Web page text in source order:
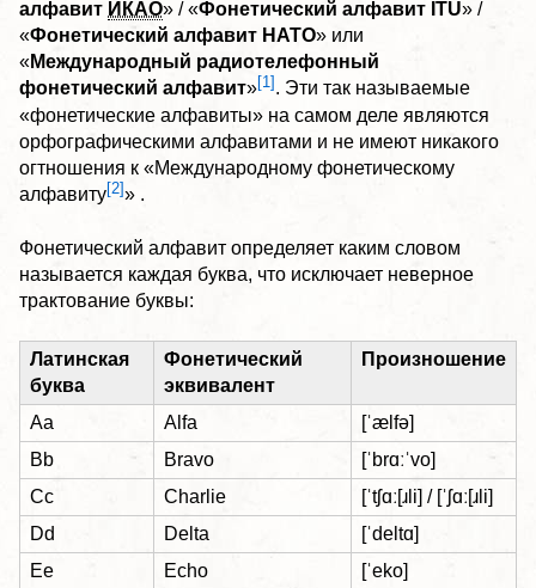
алфавит ИКАО» / «Фонетический алфавит ITU» /
«Фонетический алфавит НАТО» или
«Международный радиотелефонный
фонетический алфавит»[1] . Эти так называемые
«фонетические алфавиты» на самом деле являются
орфографическими алфавитами и не имеют никакого
огтношения к «Международному фонетическому
алфавиту[2]» .
Фонетический алфавит определяет каким словом
называется каждая буква, что исключает неверное
трактование буквы:
Латинская
буква
Фонетический
эквивалент
Произношение
Аa Аlfа
[ˈælfə]
Bb
Вrаvо
[ˈbrɑːˈvo]
Cc
Сharlie
[ˈtʃɑː[ɹli] / [ˈʃɑː[ɹli]
Dd
Deltа
[ˈdeltɑ]
Ee
Echо
[ˈeko]